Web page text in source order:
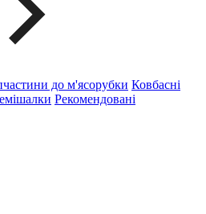
до м'ясорубки Ковбасні
Рекомендовані